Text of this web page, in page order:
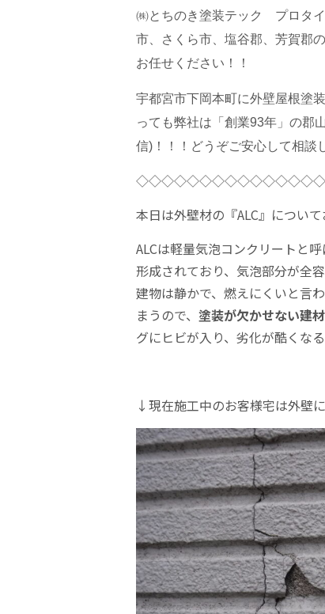
㈱とちのき塗装テック プロタ
市、さくら市、塩谷郡、芳賀郡
お任せください！！
宇都宮市下岡本町に外壁屋根塗
っても弊社は「創業93年」の郡
信)！！！どうぞご安心して相談
本日は外壁材の『ALC』について
ALCは軽量気泡コンクリートと
形成されており、気泡部分が全
建物は静かで、燃えにくいと言
まうので、 塗装が欠かせない建材
グにヒビが入り、劣化が酷くな
↓現在施工中のお客様宅は外壁